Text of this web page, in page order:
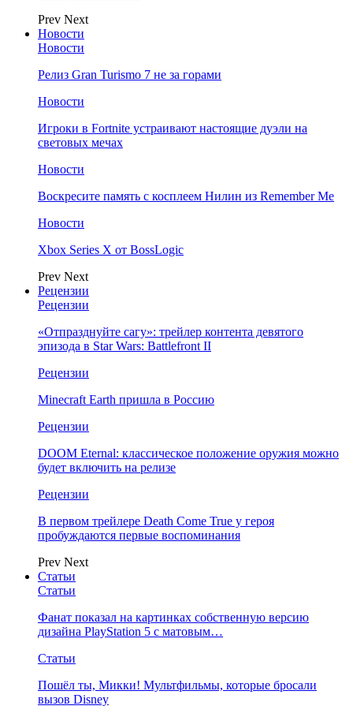
Prev Next
Новости
Новости
Релиз Gran Turismo 7 не за горами
Новости
Игроки в Fortnite устраивают настоящие дуэли на
световых мечах
Новости
Воскресите память с косплеем Нилин из Remember Me
Новости
Xbox Series X от BossLogic
Prev Next
Рецензии
Рецензии
«Отпразднуйте сагу»: трейлер контента девятого
эпизода в Star Wars: Battlefront II
Рецензии
Minecraft Earth пришла в Россию
Рецензии
DOOM Eternal: классическое положение оружия можно
будет включить на релизе
Рецензии
В первом трейлере Death Come True у героя
пробуждаются первые воспоминания
Prev Next
Статьи
Статьи
Фанат показал на картинках собственную версию
дизайна PlayStation 5 с матовым…
Статьи
Пошёл ты, Микки! Мультфильмы, которые бросали
вызов Disney